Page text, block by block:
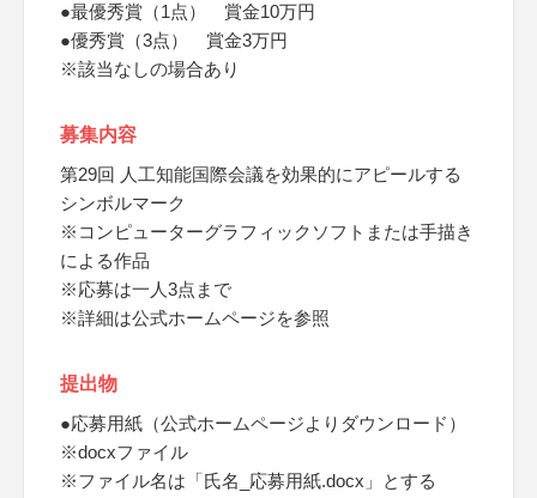
●最優秀賞（1点） 賞金10万円
●優秀賞（3点） 賞金3万円
※該当なしの場合あり
募集内容
第29回 人工知能国際会議を効果的にアピールする
シンボルマーク
※コンピューターグラフィックソフトまたは手描き
による作品
※応募は一人3点まで
※詳細は公式ホームページを参照
提出物
●応募用紙（公式ホームページよりダウンロード）
※docxファイル
※ファイル名は「氏名_応募用紙.docx」とする